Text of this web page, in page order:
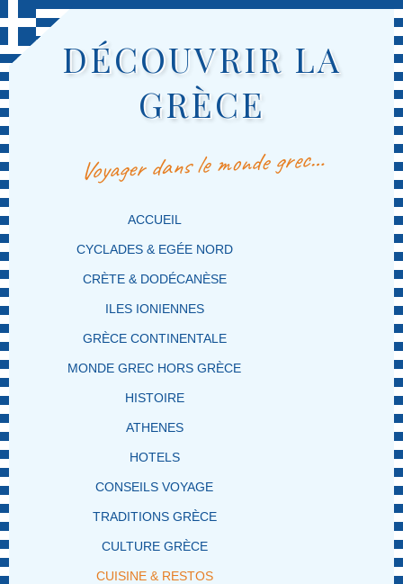
DÉCOUVRIR LA
GRÈCE
Voyager dans le monde grec…
MENU PRINCIPAL
MASQUER LA NAVIGATION PRINCIPALE
MASQUER LA NAVIGATION SECONDAIRE
ACCUEIL
CYCLADES & EGÉE NORD
CRÈTE & DODÉCANÈSE
ILES IONIENNES
GRÈCE CONTINENTALE
MONDE GREC HORS GRÈCE
HISTOIRE
ATHENES
HOTELS
CONSEILS VOYAGE
TRADITIONS GRÈCE
CULTURE GRÈCE
CUISINE & RESTOS